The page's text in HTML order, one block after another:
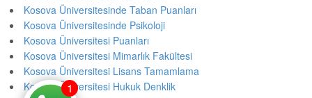
Kosova Üniversitesinde Taban Puanları
Kosova Üniversitesinde Psikoloji
Kosova Üniversitesi Puanları
Kosova Üniversitesi Mimarlık Fakültesi
Kosova Üniversitesi Lisans Tamamlama
Kosova Üniversitesi Hukuk Denklik
1